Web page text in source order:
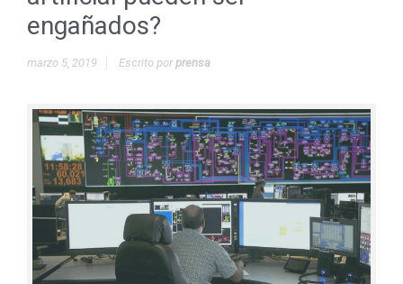
engañados?
marzo 5, 2019 Escrito porprensa